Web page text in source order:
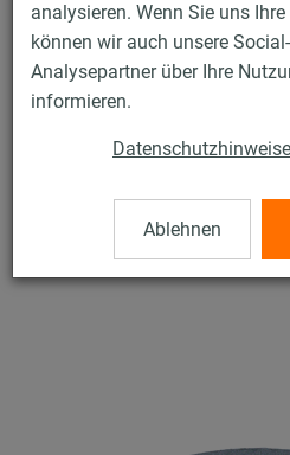
analysieren. Wenn Sie uns
können wir auch unsere
Analysepartner über Ihre
informieren.
Datenschutzhinweise
Ablehnen
Produkte Befestigungstechnik
Montageteile für die
Unterlegscheibe, 17 x 40 x 3